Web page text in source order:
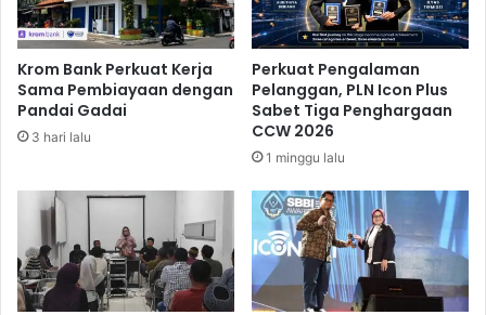
r
a
S
e
k
o
l
h
n
D
u
b
u
L
a
p
u
a
r
g
Krom Bank Perkuat Kerja
Sama Pembiayaan dengan
Pandai Gadai
3 hari lalu
Perkuat Pengalaman
Pelanggan, PLN Icon Plus
Sabet Tiga Penghargaan
CCW 2026
1 minggu lalu